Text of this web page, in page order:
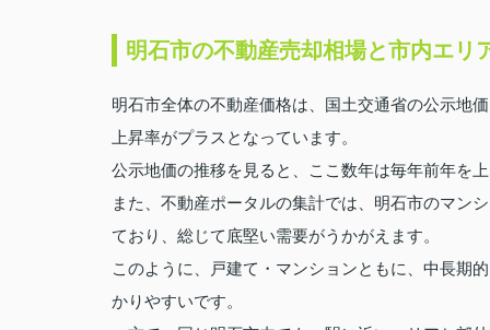
明石市の不動産売却相場と市内エリ
明石市全体の不動産価格は、国土交通省の公示地
上昇率がプラスとなっています。
公示地価の推移を見ると、ここ数年は毎年前年を
また、不動産ポータルの集計では、明石市のマン
ており、総じて底堅い需要がうかがえます。
このように、戸建て・マンションともに、中長期
かりやすいです。